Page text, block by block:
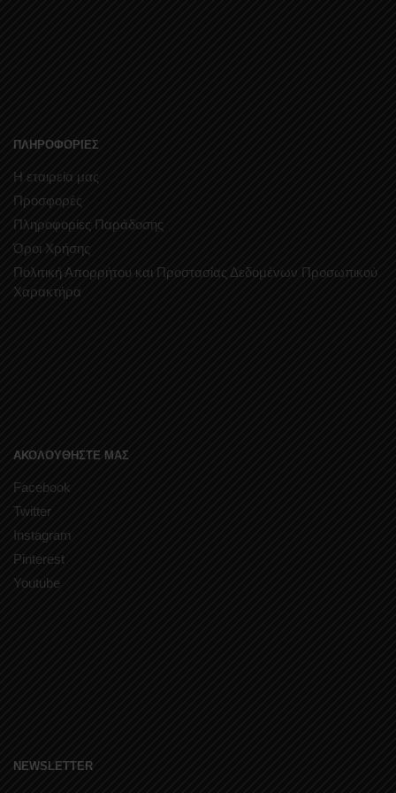
ΠΛΗΡΟΦΟΡΙΕΣ
Η εταιρεία μας
Προσφορές
Πληροφορίες Παράδοσης
Όροι Χρήσης
Πολιτική Απορρήτου και Προστασίας Δεδομένων Προσωπικού
Χαρακτήρα
ΑΚΟΛΟΥΘΗΣΤΕ ΜΑΣ
Facebook
Twitter
Instagram
Pinterest
Youtube
NEWSLETTER